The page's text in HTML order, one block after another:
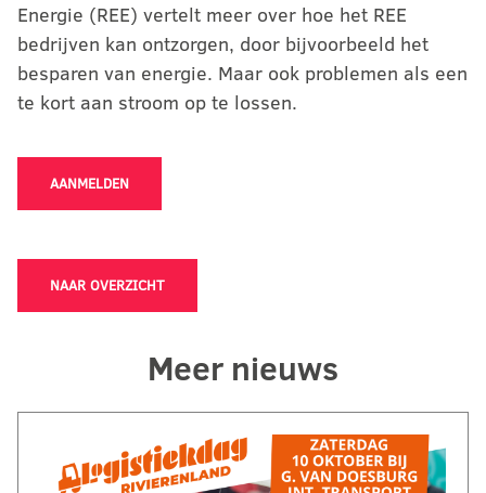
Energie (REE) vertelt meer over hoe het REE
bedrijven kan ontzorgen, door bijvoorbeeld het
besparen van energie. Maar ook problemen als een
te kort aan stroom op te lossen.
AANMELDEN
NAAR OVERZICHT
Meer nieuws